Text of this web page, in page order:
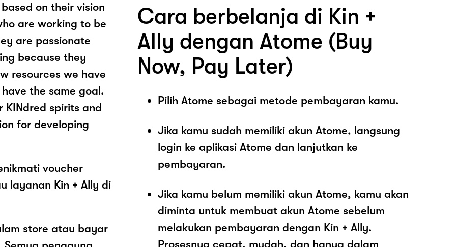
on their vision
are working to be
are passionate
because they
resources we have
the same goal.
KINdred spirits and
for developing
voucher
layanan Kin + Ally di
store atau bayar
Cara berbelanja di Kin +
Ally dengan Atome (Buy
Now, Pay Later)
Pilih Atome sebagai metode pembayaran kamu.
Jika kamu sudah memiliki akun Atome, langsung
login ke aplikasi Atome dan lanjutkan ke
pembayaran.
Jika kamu belum memiliki akun Atome, kamu akan
diminta untuk membuat akun Atome sebelum
melakukan pembayaran dengan Kin + Ally.
Prosesnya cepat, mudah, dan hanya dalam